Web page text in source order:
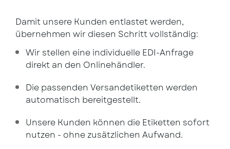
Damit unsere Kunden entlastet werden,
übernehmen wir diesen Schritt vollständig:
Wir stellen eine individuelle EDI-Anfrage
direkt an den Onlinehändler.
Die passenden Versandetiketten werden
automatisch bereitgestellt.
Unsere Kunden können die Etiketten sofort
nutzen - ohne zusätzlichen Aufwand.